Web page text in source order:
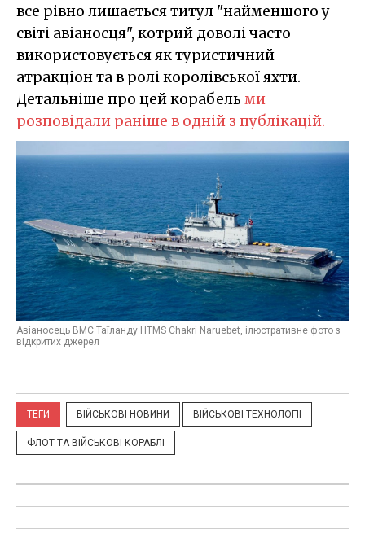
все рівно лишається титул "найменшого у
світі авіаносця", котрий доволі часто
використовується як туристичний
атракціон та в ролі королівської яхти.
Детальніше про цей корабель ми
розповідали раніше в одній з публікацій.
Авіаносець ВМС Таїланду HTMS Chakri Naruebet, ілюстративне фото з
відкритих джерел
ТЕГИ ВІЙСЬКОВІ НОВИНИ ВІЙСЬКОВІ ТЕХНОЛОГІЇ
ФЛОТ ТА ВІЙСЬКОВІ КОРАБЛІ